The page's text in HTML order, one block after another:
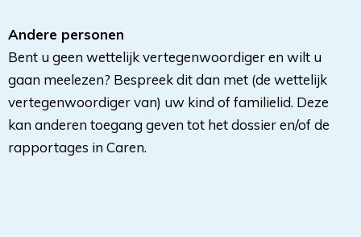
Andere personen
Bent u geen wettelijk vertegenwoordiger en wilt u
gaan meelezen? Bespreek dit dan met (de wettelijk
vertegenwoordiger van) uw kind of familielid. Deze
kan anderen toegang geven tot het dossier en/of de
rapportages in Caren.